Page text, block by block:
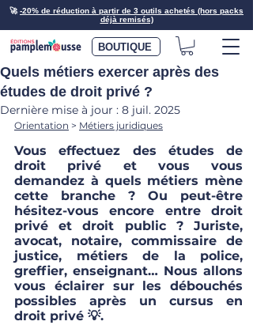
🚀-20% de réduction à partir de 3 outils achetés (hors packs
déjà remisés)
BOUTIQUE
Quels métiers exercer après des
études de droit privé ?
Dernière mise à jour : 8 juil. 2025
Orientation > Métiers juridiques
Vous effectuez des études de
droit privé et vous vous
demandez à quels métiers mène
cette branche ? Ou peut-être
hésitez-vous encore entre droit
privé et droit public ? Juriste,
avocat, notaire, commissaire de
justice, métiers de la police,
greffier, enseignant… Nous allons
vous éclairer sur les débouchés
possibles après un cursus en
droit privé 💡.